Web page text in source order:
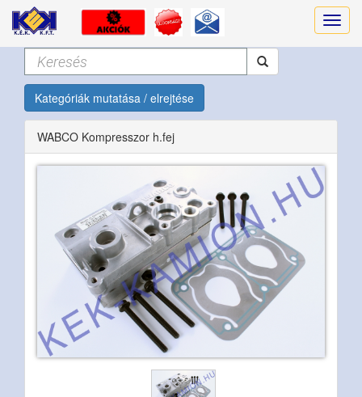
Kategóriák mutatása / elrejtése
WABCO Kompresszor h.fej